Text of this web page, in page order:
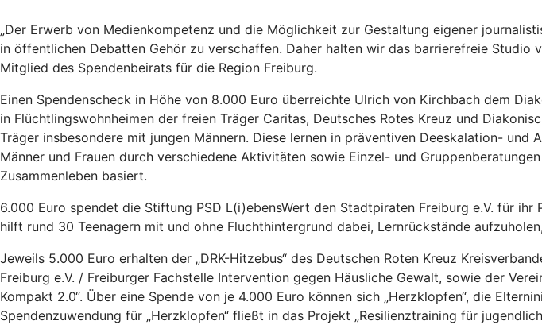
„Der Erwerb von Medienkompetenz und die Möglichkeit zur Gestaltung eigener
in öffentlichen Debatten Gehör zu verschaffen. Daher halten wir das barrierefreie
Mitglied des Spendenbeirats für die Region Freiburg.
Einen Spendenscheck in Höhe von 8.000 Euro überreichte Ulrich von Kirchbach dem
in Flüchtlingswohnheimen der freien Träger Caritas, Deutsches Rotes Kreuz und
Träger insbesondere mit jungen Männern. Diese lernen in präventiven Deeskalation-
Männer und Frauen durch verschiedene Aktivitäten sowie Einzel- und
Zusammenleben basiert.
6.000 Euro spendet die Stiftung PSD L(i)ebensWert den Stadtpiraten Freiburg e.V. für
hilft rund 30 Teenagern mit und ohne Fluchthintergrund dabei, Lernrückstände
Jeweils 5.000 Euro erhalten der „DRK-Hitzebus“ des Deutschen Roten Kreuz
Freiburg e.V. / Freiburger Fachstelle Intervention gegen Häusliche Gewalt, sowie der
Kompakt 2.0“. Über eine Spende von je 4.000 Euro können sich „Herzklopfen“, die
Spendenzuwendung für „Herzklopfen“ fließt in das Projekt „Resilienztraining für